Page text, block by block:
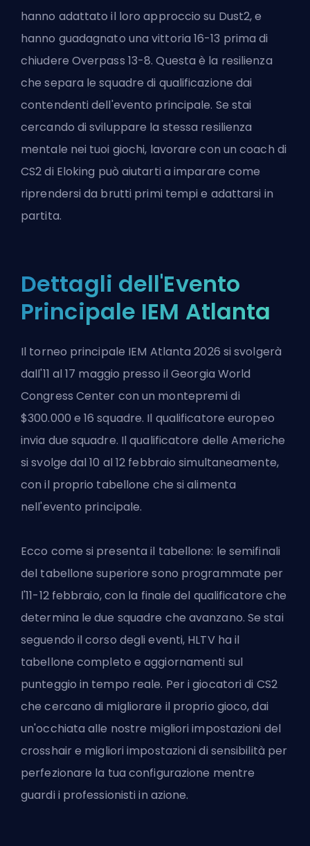
hanno adattato il loro approccio su Dust2, e
hanno guadagnato una vittoria 16-13 prima di
chiudere Overpass 13-8. Questa è la resilienza
che separa le squadre di qualificazione dai
contendenti dell'evento principale. Se stai
cercando di sviluppare la stessa resilienza
mentale nei tuoi giochi, lavorare con uncoach di
CS2 di Eloking può aiutarti a imparare come
riprendersi da brutti primi tempi e adattarsi in
partita.
Dettagli dell'Evento
Principale IEM Atlanta
Il torneo principale IEM Atlanta 2026 si svolgerà
dall'11 al 17 maggio presso il Georgia World
Congress Center con un montepremi di
$300.000 e 16 squadre. Il qualificatore europeo
invia due squadre. Il qualificatore delle Americhe
si svolge dal 10 al 12 febbraio simultaneamente,
con il proprio tabellone che si alimenta
nell'evento principale.
Ecco come si presenta il tabellone: le semifinali
del tabellone superiore sono programmate per
l'11-12 febbraio, con la finale del qualificatore che
determina le due squadre che avanzano. Se stai
seguendo il corso degli eventi, HLTV ha il
tabellone completo e aggiornamenti sul
punteggio in tempo reale. Per i giocatori di CS2
che cercano di migliorare il proprio gioco, dai
un'occhiata alle nostre migliori impostazioni del
crosshair e migliori impostazioni di sensibilità per
perfezionare la tua configurazione mentre
guardi i professionisti in azione.